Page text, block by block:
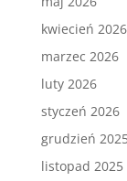
kwiecień 2026
marzec 2026
luty 2026
styczeń 2026
grudzień
listopad 2025